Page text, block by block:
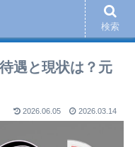
遇と現状は？元
2026.06.05 2026.03.14
検索